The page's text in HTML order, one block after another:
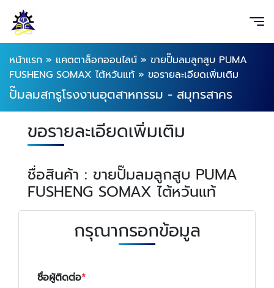
หน้าแรก » แคตตาล็อกออนไลน์ » ขายปั๊มลมลูกสูบ PUMA
FUSHENG SOMAX ไต้หวันแท้ » ขอรายละเอียดเพิ่มเติม
ปั๊มลมสกรูโรงงานอุตสาหกรรม - สมุทรสาคร
ขอรายละเอียดเพิ่มเติม
ชื่อสินค้า : ขายปั๊มลมลูกสูบ PUMA
FUSHENG SOMAX ไต้หวันแท้
กรุณากรอกข้อมูล
ชื่อผู้ติดต่อ